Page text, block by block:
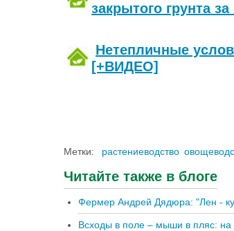
закрытого грунта
Нетепличные
[+ВИДЕО]
Метки: растениеводство
Читайте также в блоге
Фермер Андрей Дядюра: "Лен -
Всходы в поле – мыши в пляс: на